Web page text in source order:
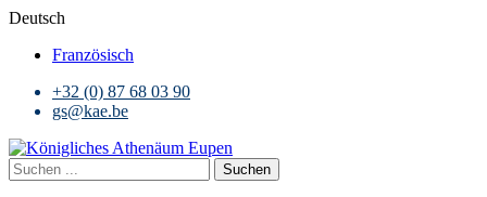
Deutsch
Französisch
+32 (0) 87 68 03 90
gs@kae.be
Suchen